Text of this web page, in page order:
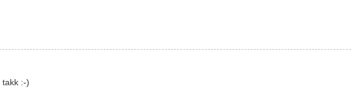
takk :-)